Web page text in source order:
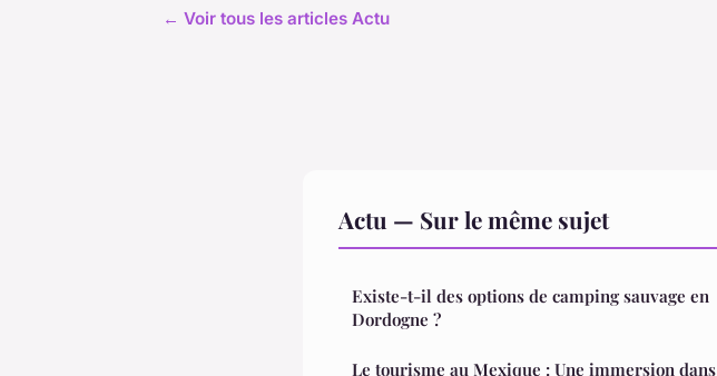
← Voir tous les articles Actu
Actu — Sur le même sujet
Existe-t-il des options de camping sauvage en
Dordogne ?
Le tourisme au Mexique : Une immersion dans